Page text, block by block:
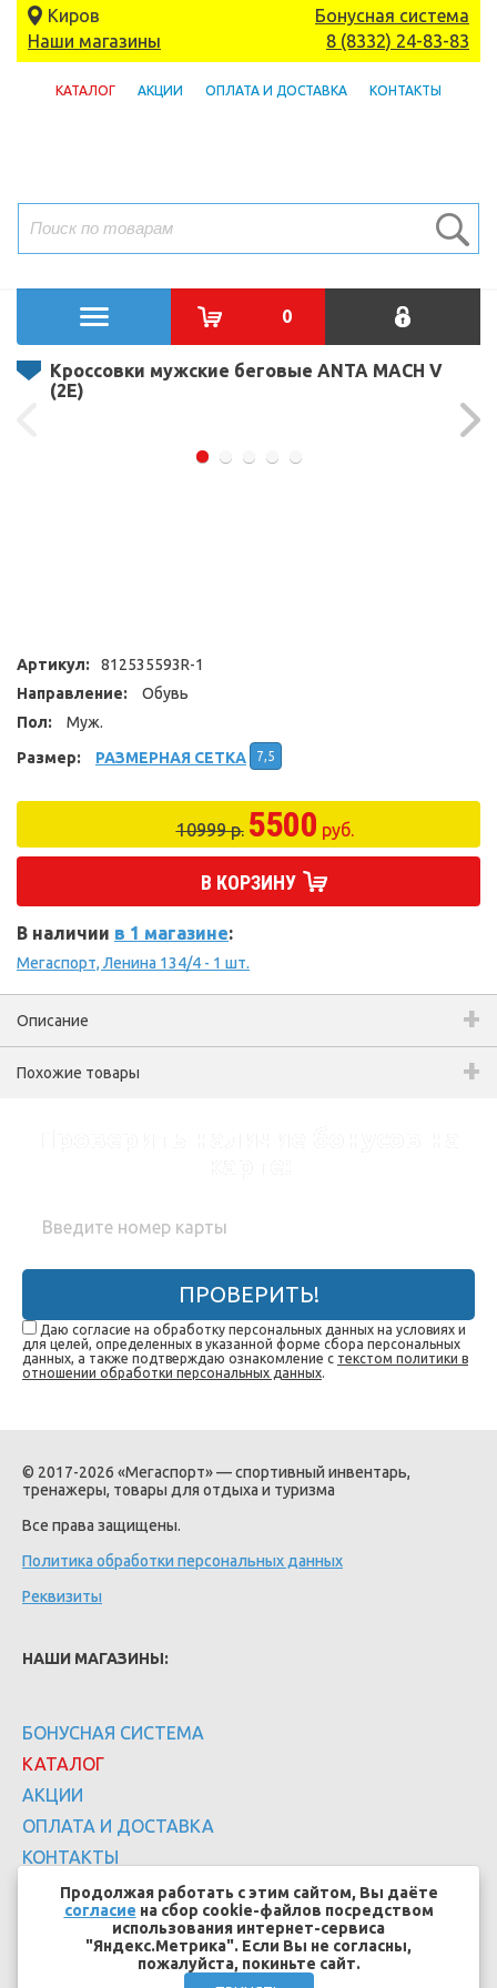
Киров
Наши магазины
Бонусная система
8 (8332) 24-83-83
КАТАЛОГ АКЦИИ ОПЛАТА И ДОСТАВКА КОНТАКТЫ
0
Кроссовки мужские беговые ANTA MACH V
(2E)
Артикул:
812535593R-1
Направление:
Обувь
Пол:
Муж.
Размер:
РАЗМЕРНАЯ СЕТКА 7,5
10999 р. 5500 руб.
В КОРЗИНУ
В наличии в 1 магазине:
Мегаспорт, Ленина 134/4 - 1 шт.
Описание
Похожие товары
ПРОВЕРИТЬ!
Даю согласие на обработку персональных данных на условиях и
для целей, определенных в указанной форме сбора персональных
данных, а также подтверждаю ознакомление с текстом политики в
отношении обработки персональных данных.
© 2017-2026 «Мегаспорт» — спортивный инвентарь,
тренажеры, товары для отдыха и туризма
Все права защищены.
Политика обработки персональных данных
Реквизиты
НАШИ МАГАЗИНЫ:
БОНУСНАЯ СИСТЕМА
КАТАЛОГ
АКЦИИ
ОПЛАТА И ДОСТАВКА
КОНТАКТЫ
Продолжая работать с этим сайтом, Вы даёте
согласие на сбор cookie-файлов посредством
использования интернет-сервиса
"Яндекс.Метрика". Если Вы не согласны,
пожалуйста, покиньте сайт.